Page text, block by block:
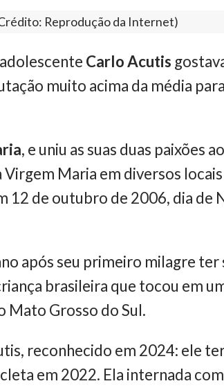
Reprodução da Internet)
Carlo Acutis
muito acima da média
, e uniu as suas duas paixões
Maria em diversos
12 de outubro de 2006, dia de
após seu primeiro milagre
brasileira que tocou em
Mato Grosso do Sul.
reconhecido em 2024: ele
em 2022. Ela internada